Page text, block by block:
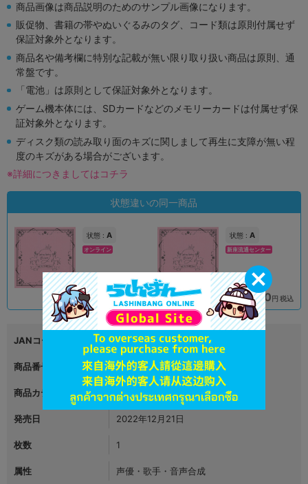
商品画像は商品説明のためのサンプル画像になります。
販促物、書籍の帯やぬいぐるみのタグ、コード類は原則付属せず
保証対象外となります。
商品名や備考欄に特別な記載が無い限り取り扱い商品は原則、通
常盤です。
「電池」は原則として保証対象外となります。
ゲーム機本体には、SDカードなどのメモリーカードは付属せず保
証対象外となります。
ディスク類の読み取り面のキズに関しまして再生に支障が無い程
度のキズがある場合がございます。
※詳細につきましてはコチラ
状態違いの同一商品
状態 : A
オンライン
品切状態 790円 税込
状態 : A
新座流通センター
在庫あり 790 円 税込
JANコード 4988031542750
商品番号 L06542815
商品カテゴリ 映像・音楽
発売日 2022年12月21日
枚数 1
属性 声優・歌手・音声合成